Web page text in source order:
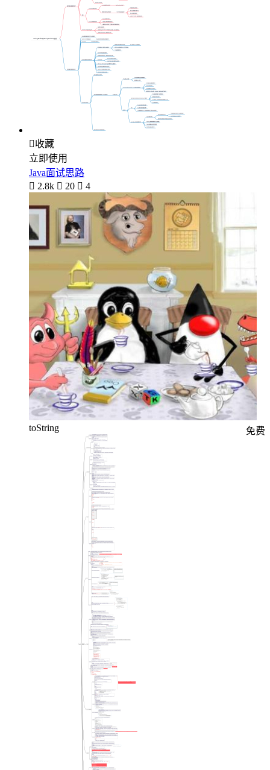
收藏
立即使用
Java面试思路
 2.8k  20  4
toString 免费